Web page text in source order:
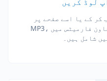
کر کے یا اسے صفحے پر
گھسیٹ کر اپ لوڈ کریں۔ معاون فارمیٹس میں MP3،